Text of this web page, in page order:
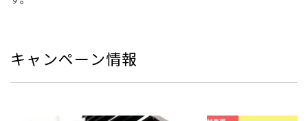
キャンペーン情報